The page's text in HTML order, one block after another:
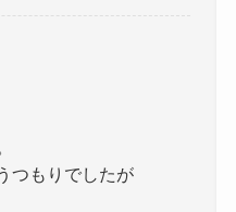
つもりでしたが